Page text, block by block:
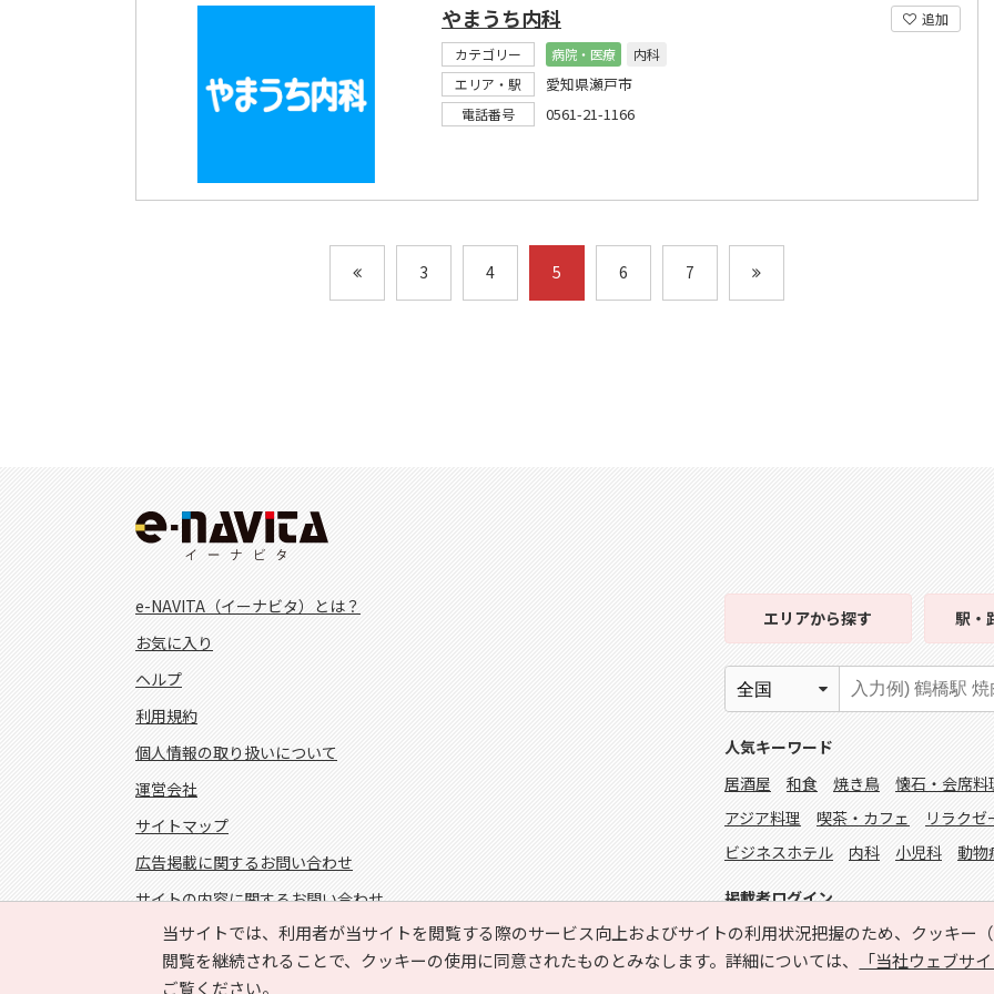
追加
やまうち内科
カテゴリー 病院・医療
内科
エリア・駅
愛知県瀬戸市
電話番号 0561-21-1166
3 4 5 6 7
当サイトでは、利用者が当サイトを閲覧する際のサービス向上およびサイトの利用状況把握のため、クッキー
閲覧を継続されることで、クッキーの使用に同意されたものとみなします。詳細については、
「当社ウェブサ
ご覧ください。
e-NAVITA（イーナビタ）とは？
お気に入り
ヘルプ
利用規約
個人情報の取り扱いについて
運営会社
サイトマップ
広告掲載に関するお問い合わせ
サイトの内容に関するお問い合わせ
エリアから探す 駅・
人気キーワード
居酒屋
和食 焼き鳥 懐石・会席料
アジア料理
喫茶・カフェ リラクゼ
ビジネスホテル
内科 小児科 動物
掲載者ログイン
FOLLOW US!